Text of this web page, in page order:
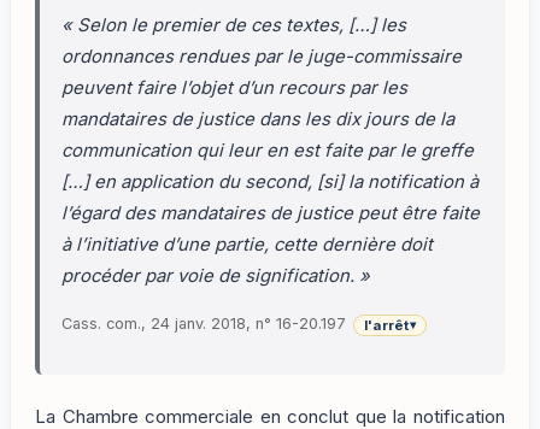
« Selon le premier de ces textes, […] les
ordonnances rendues par le juge-commissaire
peuvent faire l’objet d’un recours par les
mandataires de justice dans les dix jours de la
communication qui leur en est faite par le greffe
[…] en application du second, [si] la notification à
l’égard des mandataires de justice peut être faite
à l’initiative d’une partie, cette dernière doit
procéder par voie de signification. »
Cass. com., 24 janv. 2018, n° 16-20.197 l'arrêt▾
La Chambre commerciale en conclut que la notification